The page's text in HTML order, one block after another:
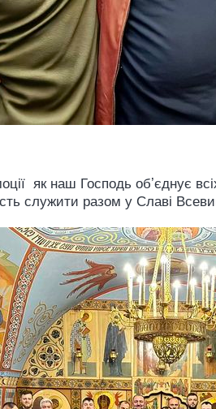
як наш Господь обʼєднує
служити разом у Славі